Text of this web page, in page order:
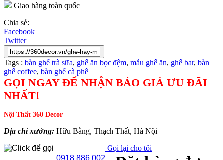
Giao hàng toàn quốc
Chia sẻ:
Facebook
Twitter
Tags : bàn ghế trà sữa, ghế ăn bọc đệm, mẫu ghế ăn, ghế bar, bàn
ghế coffee, bàn ghế cà phê
GỌI NGAY ĐỂ NHẬN BÁO GIÁ ƯU ĐÃI
NHẤT!
Nội Thất 360 Decor
Địa chỉ xưởng: Hữu Bằng, Thạch Thất, Hà Nội
0918 886 002
Gọi lại cho tôi